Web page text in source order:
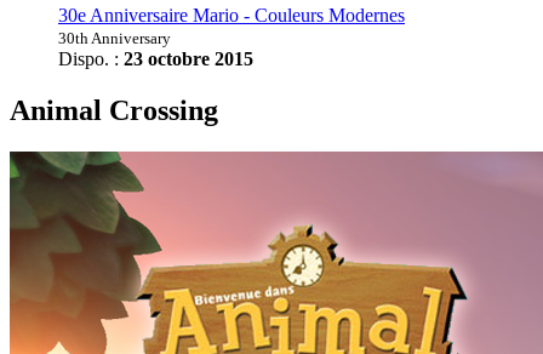
30e Anniversaire Mario - Couleurs Modernes
30th Anniversary
Dispo. : 23 octobre 2015
Animal Crossing